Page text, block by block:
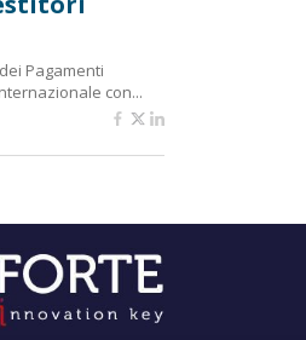
Pagamenti
con...